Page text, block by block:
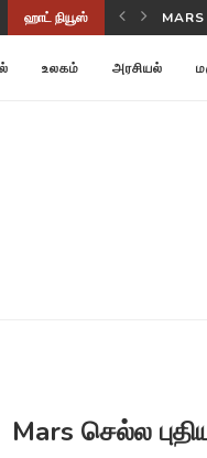
ஹாட் நியூஸ்
உலகம் அரசியல்
Mars செல்ல